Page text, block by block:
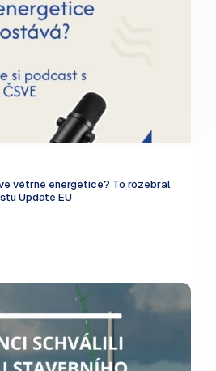
větrné energetice? To rozebral
Update EU